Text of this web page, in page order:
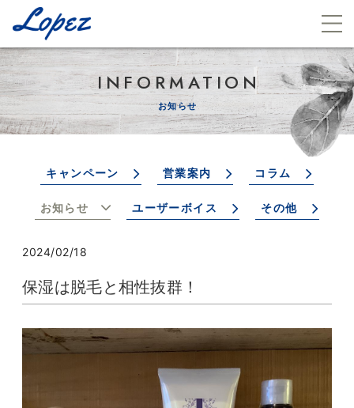
INFORMATION
お知らせ
キャンペーン 営業案内 コラム
お知らせ ユーザーボイス その他
2024/02/18
保湿は脱毛と相性抜群！